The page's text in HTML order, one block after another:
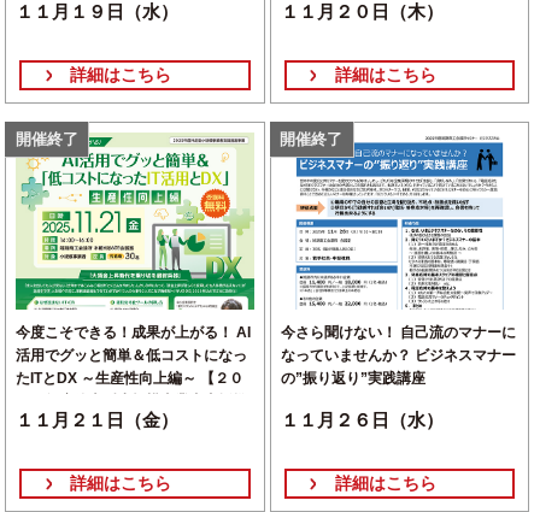
【2025年度姫路市事業承継サポート
１１月１９日（水）
詳細はこちら
１１月２０日（木）
詳細はこちら
開催終了
今度こそできる！成果が上がる！ AI
活用でグッと簡単＆低コストになっ
たITとDX ～生産性向上編～ 【２０
進事業】
１１月２１日（金）
詳細はこちら
開催終了
今さら聞けない！ 自己流のマナーに
なっていませんか？ ビジネスマナー
の”振り返り”実践講座
１１月２６日（水）
詳細はこちら